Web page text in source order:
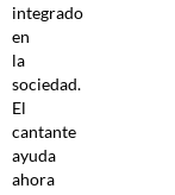
integrado
en
la
sociedad.
El
cantante
ayuda
ahora